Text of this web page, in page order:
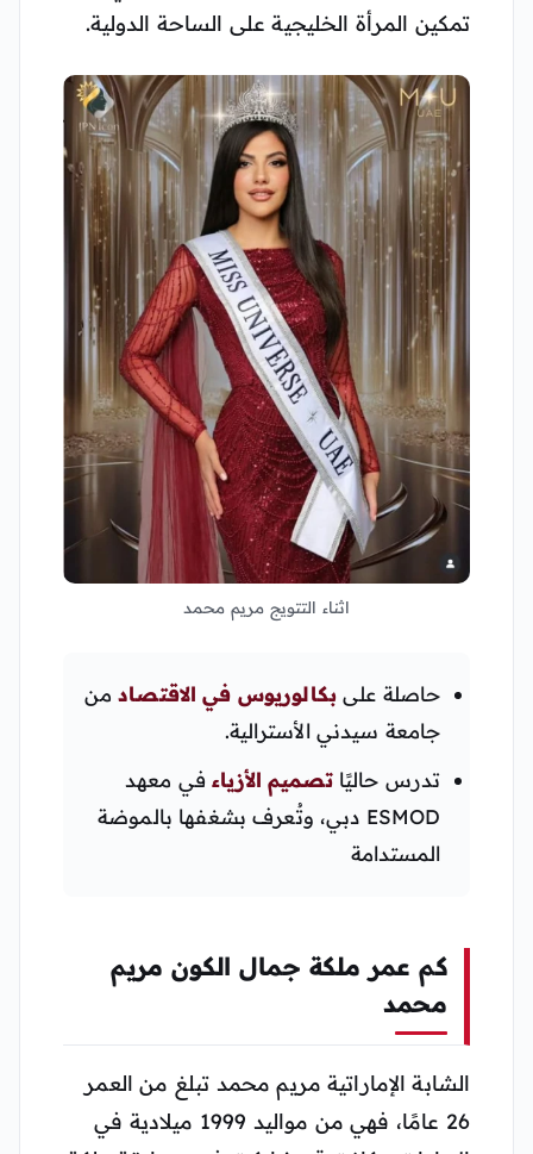
تمكين المرأة الخليجية على الساحة الدولية.
اثناء التتويج مريم محمد
حاصلة علىبكالوريوس في الاقتصادمن
جامعة سيدني الأسترالية.
تدرس حاليًاتصميم الأزياءفي معهد
ESMOD دبي، وتُعرف بشغفها بالموضة
المستدامة
كم عمر ملكة جمال الكون مريم
محمد
الشابة الإماراتية مريم محمد تبلغ من العمر
26 عامًا، فهي من مواليد 1999 ميلادية في